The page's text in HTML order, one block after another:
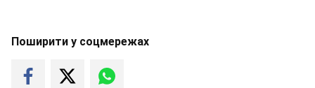
Поширити у соцмережах